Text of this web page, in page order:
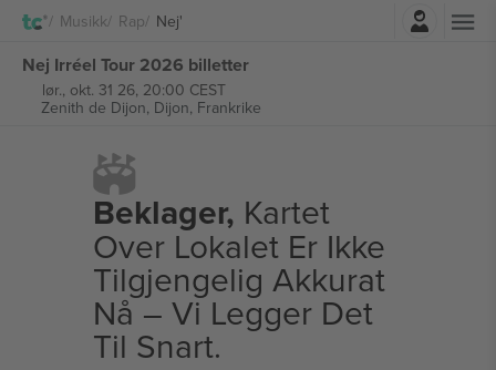
Musikk Rap Nej'
Nej Irréel Tour 2026 billetter
lør., okt. 31 26, 20:00 CEST
Zenith de Dijon, Dijon, Frankrike
Beklager, Kartet
Over Lokalet Er Ikke
Tilgjengelig Akkurat
Nå – Vi Legger Det
Til Snart.